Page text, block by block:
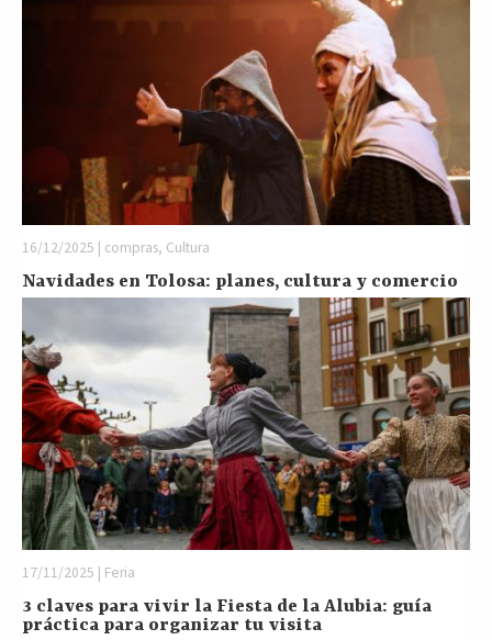
16/12/2025 | compras, Cultura
Navidades en Tolosa: planes, cultura y comercio
17/11/2025 | Feria
3 claves para vivir la Fiesta de la Alubia: guía
práctica para organizar tu visita